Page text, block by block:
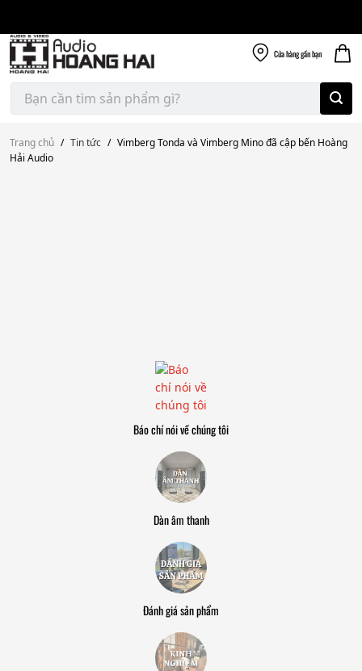
content
Cửa hànggần bạn
Tìm
kiếm:
Trang chủ / Tin tức / Vimberg Tonda và Vimberg Mino đã cập bến Hoàng
Hải Audio
Báo chí nói về chúng tôi
Dàn âm thanh
Đánh giá sản phẩm